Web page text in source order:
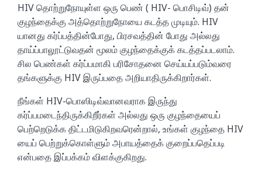
HIV தொற்றுநோயுள்ள ஒரு பெண் ( HIV- பொசிடிவ்) தன்
குழந்தைக்கு அத்தொற்றுநோயை கடத்த முடியும். HIV
யானது கர்ப்பத்தின்போது, பிரசவத்தின் போது அல்லது
தாய்ப்பாலூட்டுவதன் மூலம் குழந்தைக்குக் கடத்தப்படலாம்.
சில பெண்கள் கர்ப்பமாகி பரிசோதனை செய்யப்படும்வரை
தங்களுக்கு HIV இருப்பதை அறியாதிருக்கிறார்கள்.
நீங்கள் HIV-பொஸிடிவ்வானவராக இருந்து
கர்ப்பமடைந்திருக்கிறீர்கள் அல்லது ஒரு குழந்தையைப்
பெற்றெடுக்க திட்டமிடுகிறவரென்றால், உங்கள் குழந்தை HIV
யைப் பெற்றுக்கொள்ளும் அபாயத்தைக் குறைப்பதெப்படி
என்பதை இப்பக்கம் விளக்குகிறது.